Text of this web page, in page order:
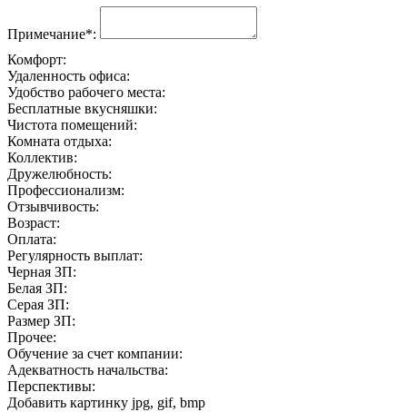
Примечание*:
Комфорт:
Удаленность офиса:
Удобство рабочего места:
Бесплатные вкусняшки:
Чистота помещений:
Комната отдыха:
Коллектив:
Дружелюбность:
Профессионализм:
Отзывчивость:
Возраст:
Оплата:
Регулярность выплат:
Черная ЗП:
Белая ЗП:
Серая ЗП:
Размер ЗП:
Прочее:
Обучение за счет компании:
Адекватность начальства:
Перспективы:
Добавить картинку jpg, gif, bmp